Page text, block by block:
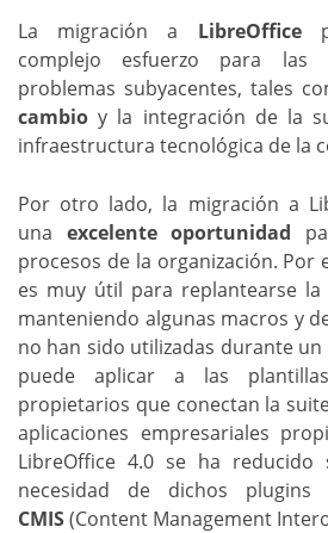
La migración a LibreOffice
complejo esfuerzo para las
problemas subyacentes, tales
cambio y la integración de la
infraestructura tecnológica de la
Por otro lado, la migración a
una excelente oportunidad
procesos de la organización. Por
es muy útil para replantearse la
manteniendo algunas macros y
no han sido utilizadas durante
puede aplicar a las
propietarios que conectan la
aplicaciones empresariales
LibreOffice 4.0 se ha reducido
necesidad de dichos plugins
CMIS(Content Management